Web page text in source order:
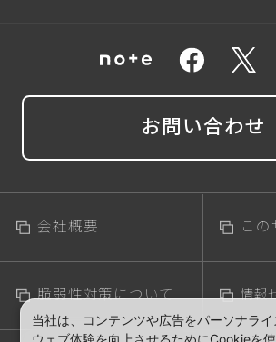
お問い合わせ
会社概要 この
脆弱性対策について 情報
当社は、コンテンツや広告をパーソナラ
ウェブ体験を向上させるためにCookieを使